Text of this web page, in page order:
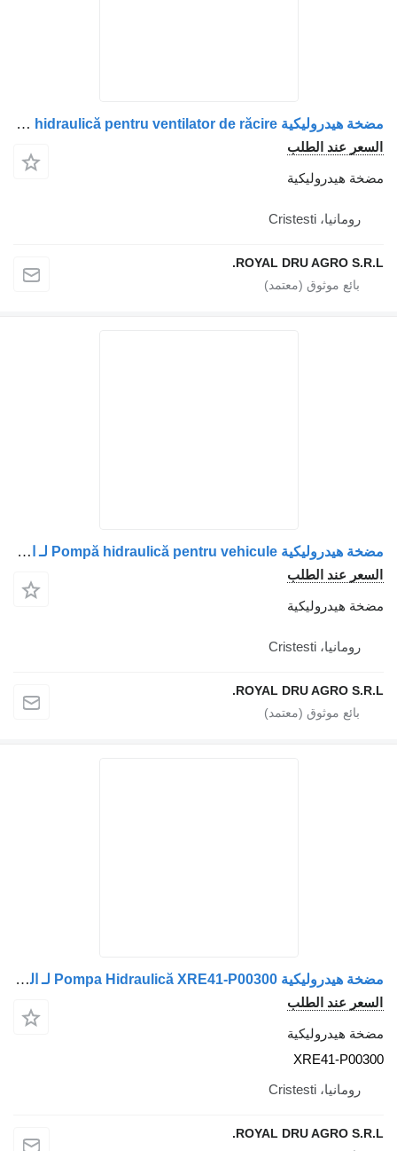
مضخة هيدروليكية Pompa hidraulică pentru ventilator de răcire لـ الشاحنات MAN 51066507008 / 51066507007
السعر عند الطلب
مضخة هيدروليكية
رومانيا، Cristesti
ROYAL DRU AGRO S.R.L.
مضخة هيدروليكية Pompă hidraulică pentru vehicule لـ الشاحنات MAN – Coduri piese: 51385006122, 5138500-6122, 51958200104, 5195820-0104, 51385070070, 5138507-0070
السعر عند الطلب
مضخة هيدروليكية
رومانيا، Cristesti
ROYAL DRU AGRO S.R.L.
مضخة هيدروليكية Pompa Hidraulică XRE41-P00300 لـ الشاحنات MAN XRE41
السعر عند الطلب
مضخة هيدروليكية
XRE41-P00300
رومانيا، Cristesti
ROYAL DRU AGRO S.R.L.